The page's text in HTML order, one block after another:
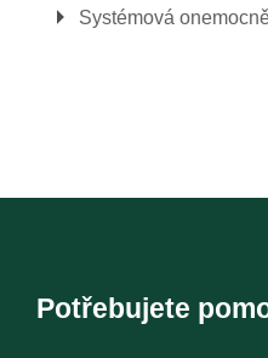
Systémová
Potřebujete